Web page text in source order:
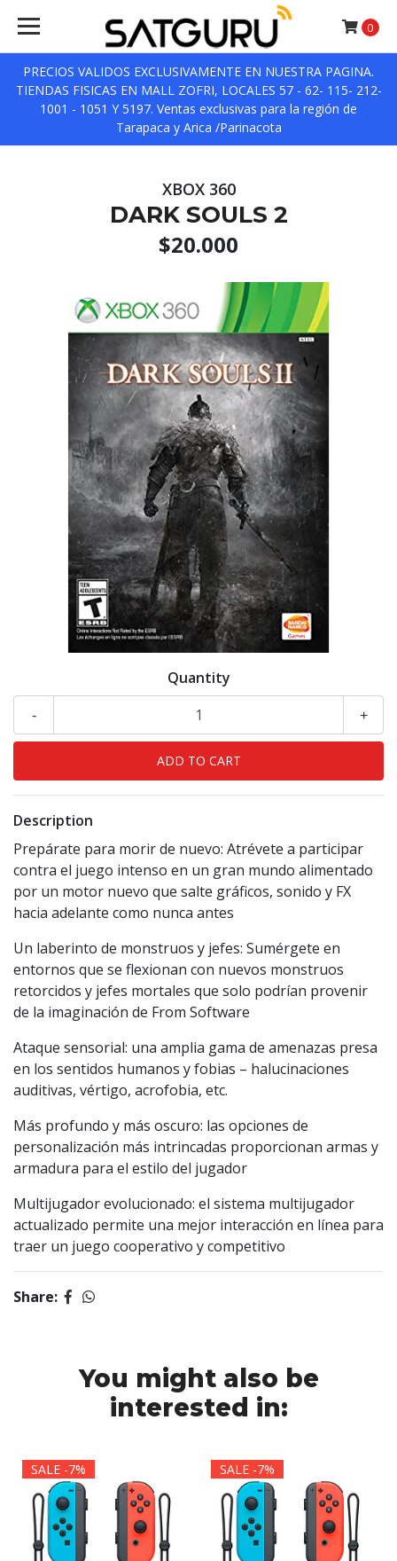
PRECIOS VALIDOS EXCLUSIVAMENTE EN NUESTRA PAGINA.
TIENDAS FISICAS EN MALL ZOFRI, LOCALES 57 - 62- 115- 212-
1001 - 1051 Y 5197. Ventas exclusivas para la región de
Tarapaca y Arica /Parinacota
0
XBOX 360
DARK SOULS 2
$20.000
Quantity
+
-
Description
Prepárate para morir de nuevo: Atrévete a participar
contra el juego intenso en un gran mundo alimentado
por un motor nuevo que salte gráficos, sonido y FX
hacia adelante como nunca antes
Un laberinto de monstruos y jefes: Sumérgete en
entornos que se flexionan con nuevos monstruos
retorcidos y jefes mortales que solo podrían provenir
de la imaginación de From Software
Ataque sensorial: una amplia gama de amenazas presa
en los sentidos humanos y fobias – halucinaciones
auditivas, vértigo, acrofobia, etc.
Más profundo y más oscuro: las opciones de
personalización más intrincadas proporcionan armas y
armadura para el estilo del jugador
Multijugador evolucionado: el sistema multijugador
actualizado permite una mejor interacción en línea para
traer un juego cooperativo y competitivo
Share:
You might also be
interested in:
SALE -7% SALE -7%